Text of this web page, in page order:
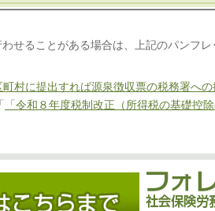
ることがある場合は、上記のパンフレ
村に提出すれば源泉徴収票の税務署へ
「令和８年度税制改正（所得税の基礎控